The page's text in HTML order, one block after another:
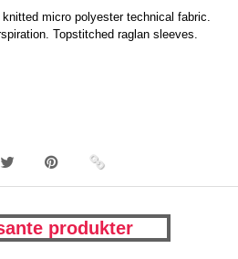
micro polyester technical fabric.
Topstitched raglan sleeves.
produkter